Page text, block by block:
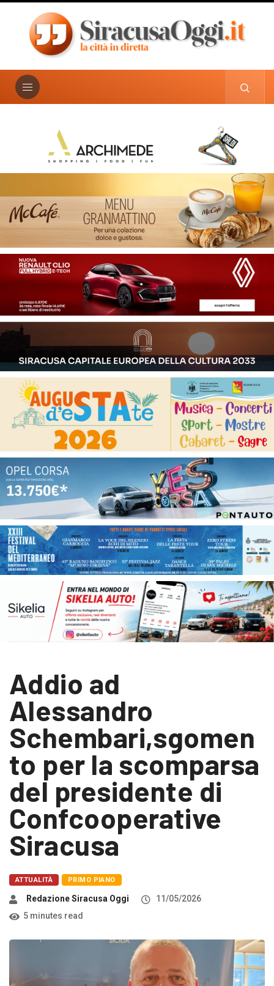
Addio ad
Alessandro
Schembari,sgomen
to per la scomparsa
del presidente di
Confcooperative
Siracusa
ATTUALITÀ PRIMO PIANO
Redazione Siracusa Oggi
11/05/2026
5 minutes read